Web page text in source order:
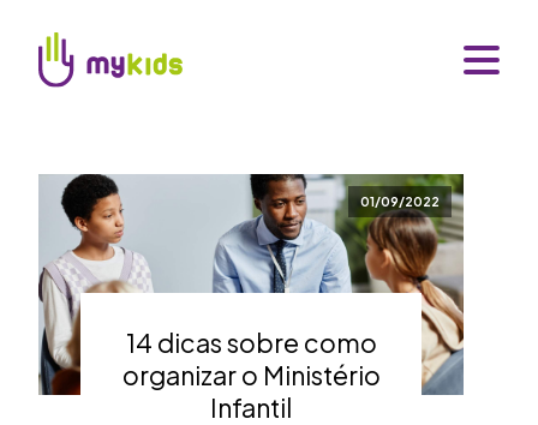
01/09/2022
14 dicas sobre como
organizar o Ministério
Infantil